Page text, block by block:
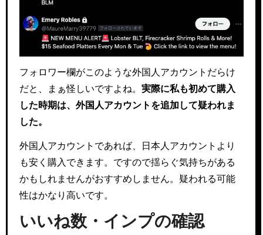
フォロワー欄がこのような外国人アカウントだらけ
だと、まぁ怪しいですよね。 実際に私も初めて購入
した時期は、外国人アカウントを追加して疑われま
した。
外国人アカウントであれば、日本人アカウントより
も安く購入できます。ですので揺らぐ気持ちがある
かもしれませんがおすすめしません。疑われる可能
性はかなり高いです。
いいね数・インプの確認